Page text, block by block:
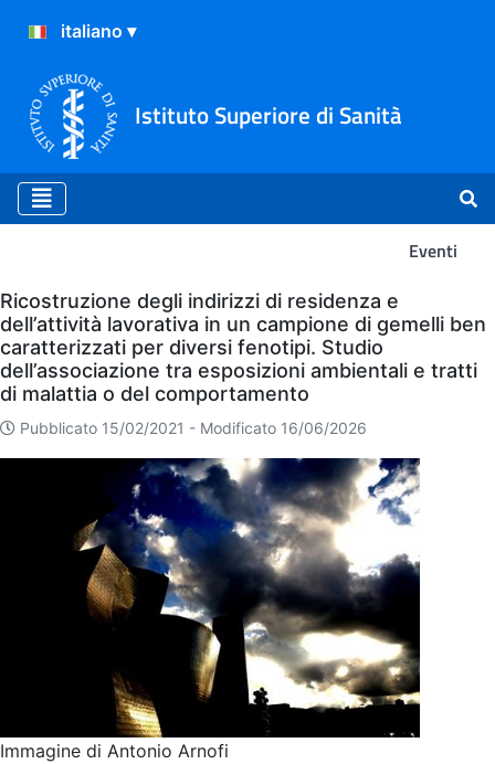
Istituto Superiore di Sanità
Eventi
Eventi
Ricostruzione degli indirizzi di residenza e
dell’attività lavorativa in un campione di gemelli ben
caratterizzati per diversi fenotipi. Studio
dell’associazione tra esposizioni ambientali e tratti
di malattia o del comportamento
Pubblicato 15/02/2021 - Modificato 16/06/2026
Immagine di Antonio Arnofi